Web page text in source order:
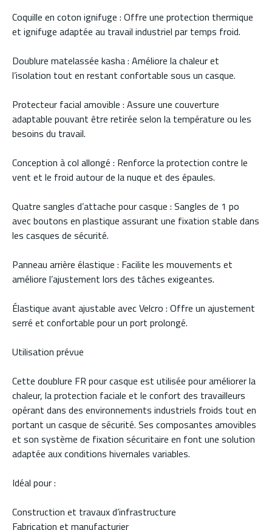
Coquille en coton ignifuge : Offre une protection thermique
et ignifuge adaptée au travail industriel par temps froid.
Doublure matelassée kasha : Améliore la chaleur et
l’isolation tout en restant confortable sous un casque.
Protecteur facial amovible : Assure une couverture
adaptable pouvant être retirée selon la température ou les
besoins du travail.
Conception à col allongé : Renforce la protection contre le
vent et le froid autour de la nuque et des épaules.
Quatre sangles d’attache pour casque : Sangles de 1 po
avec boutons en plastique assurant une fixation stable dans
les casques de sécurité.
Panneau arrière élastique : Facilite les mouvements et
améliore l’ajustement lors des tâches exigeantes.
Élastique avant ajustable avec Velcro : Offre un ajustement
serré et confortable pour un port prolongé.
Utilisation prévue
Cette doublure FR pour casque est utilisée pour améliorer la
chaleur, la protection faciale et le confort des travailleurs
opérant dans des environnements industriels froids tout en
portant un casque de sécurité. Ses composantes amovibles
et son système de fixation sécuritaire en font une solution
adaptée aux conditions hivernales variables.
Idéal pour :
Construction et travaux d’infrastructure
Fabrication et manufacturier